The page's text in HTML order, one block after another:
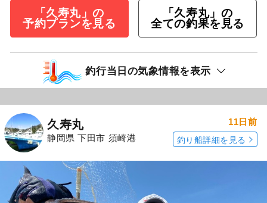
「久寿丸」の
予約プランを見る
「久寿丸」の
全ての釣果を見る
釣行当日の気象情報を表示
久寿丸
静岡県 下田市 須崎港
11日前
釣り船詳細を見る